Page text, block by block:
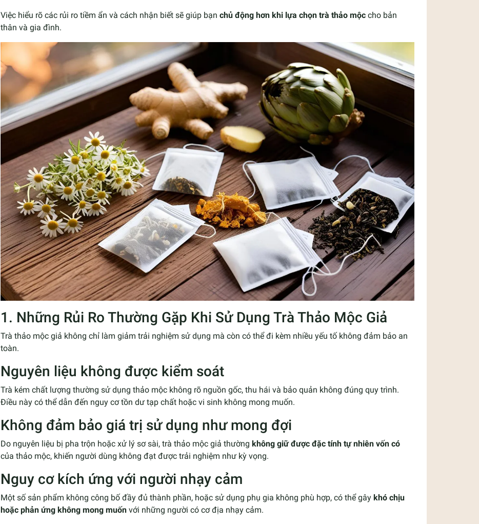
Việc hiểu rõ các rủi ro tiềm ẩn và cách nhận biết sẽ giúp bạn chủ động hơn khi lựa chọn trà thảo mộc cho bản
thân và gia đình.
1. Những Rủi Ro Thường Gặp Khi Sử Dụng Trà Thảo Mộc Giả
Trà thảo mộc giả không chỉ làm giảm trải nghiệm sử dụng mà còn có thể đi kèm nhiều yếu tố không đảm bảo an
toàn.
Nguyên liệu không được kiểm soát
Trà kém chất lượng thường sử dụng thảo mộc không rõ nguồn gốc, thu hái và bảo quản không đúng quy trình.
Điều này có thể dẫn đến nguy cơ tồn dư tạp chất hoặc vi sinh không mong muốn.
Không đảm bảo giá trị sử dụng như mong đợi
Do nguyên liệu bị pha trộn hoặc xử lý sơ sài, trà thảo mộc giả thường không giữ được đặc tính tự nhiên vốn có
của thảo mộc, khiến người dùng không đạt được trải nghiệm như kỳ vọng.
Nguy cơ kích ứng với người nhạy cảm
Một số sản phẩm không công bố đầy đủ thành phần, hoặc sử dụng phụ gia không phù hợp, có thể gây khó chịu
hoặc phản ứng không mong muốn với những người có cơ địa nhạy cảm.